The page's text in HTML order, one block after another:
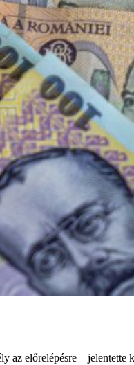
az előrelépésre –